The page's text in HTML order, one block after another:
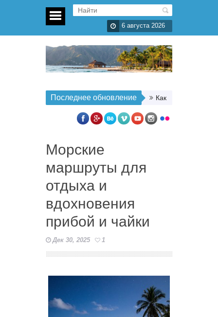
6 августа 2026
Последнее обновление Как организовать
Морские
маршруты для
отдыха и
вдохновения
прибой и чайки
Дек 30, 2025 1